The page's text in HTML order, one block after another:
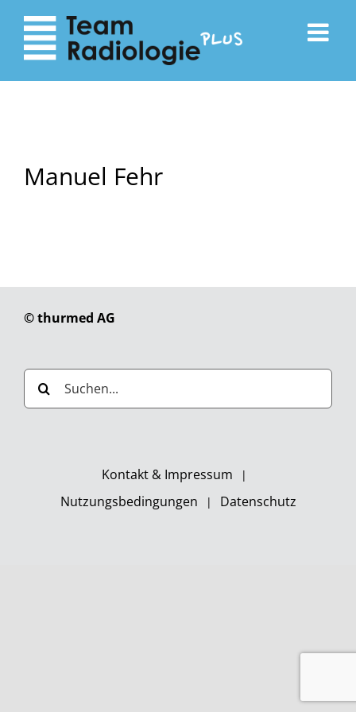
zum
Inhalt
Navigation
Manuel Fehr
© thurmed AG
Suche
nach:
Kontakt & Impressum
Nutzungsbedingungen
Datenschutz